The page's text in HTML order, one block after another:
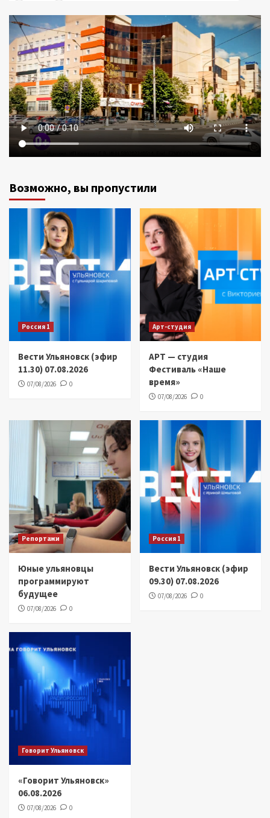
Возможно, вы пропустили
Россия 1
Вести Ульяновск (эфир
11.30) 07.08.2026
07/08/2026 0
Арт-студия
АРТ — студия
Фестиваль «Наше
время»
07/08/2026 0
Репортажи
Юные ульяновцы
программируют
будущее
07/08/2026 0
Россия 1
Вести Ульяновск (эфир
09.30) 07.08.2026
07/08/2026 0
Говорит Ульяновск
«Говорит Ульяновск»
06.08.2026
07/08/2026 0